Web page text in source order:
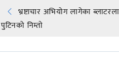
Post
navigation
भ्रष्टाचार अभियोग लागेका
पुटिनको निम्ताे